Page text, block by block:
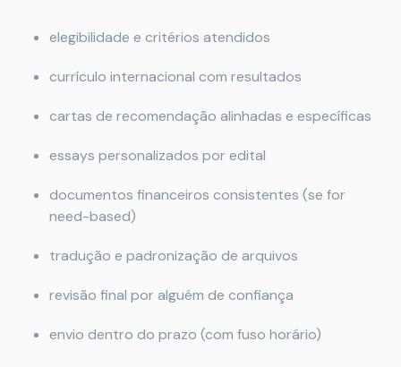
elegibilidade e critérios atendidos
currículo internacional com resultados
cartas de recomendação alinhadas e específicas
essays personalizados por edital
documentos financeiros consistentes (se for
need-based)
tradução e padronização de arquivos
revisão final por alguém de confiança
envio dentro do prazo (com fuso horário)